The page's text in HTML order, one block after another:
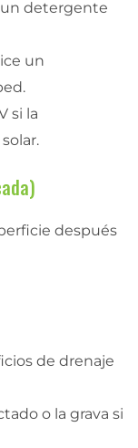
un detergente
un
si la
después
de drenaje
o la grava si